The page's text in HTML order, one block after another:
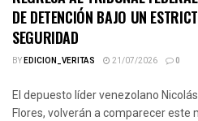
DE DETENCIÓN BAJO UN
SEGURIDAD
BYEDICION_VERITAS 21/07/2026 0
El depuesto líder venezolano
Flores, volverán a comparecer este